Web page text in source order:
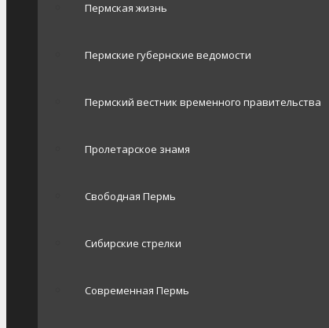
Пермская жизнь
Пермские губернские ведомости
Пермский вестник временного правительства
Пролетарское знамя
Свободная Пермь
Сибирские стрелки
Современная Пермь